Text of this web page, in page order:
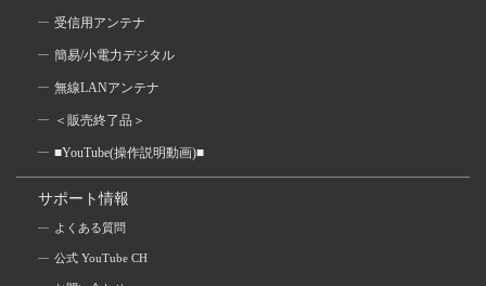
受信用アンテナ
簡易/小電力デジタル
無線LANアンテナ
＜販売終了品＞
■YouTube(操作説明動画)■
サポート情報
よくある質問
公式 YouTube CH